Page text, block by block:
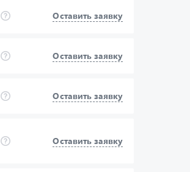
Оставить заявку
Оставить заявку
Оставить заявку
Оставить заявку